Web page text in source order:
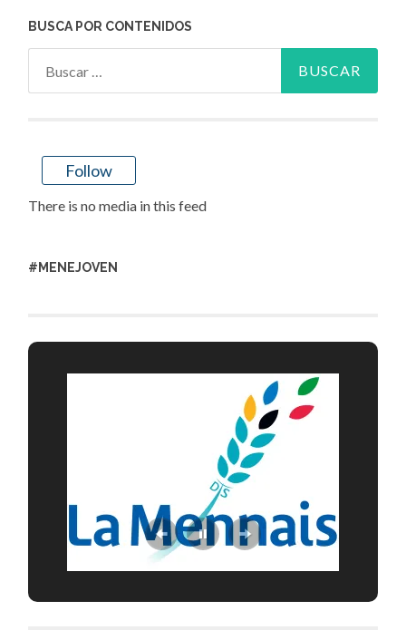
BUSCA POR CONTENIDOS
Follow
There is no media in this feed
#MENEJOVEN